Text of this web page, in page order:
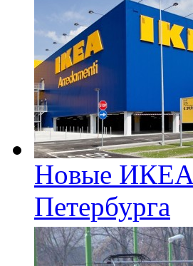
Новые ИКЕА
Петербурга